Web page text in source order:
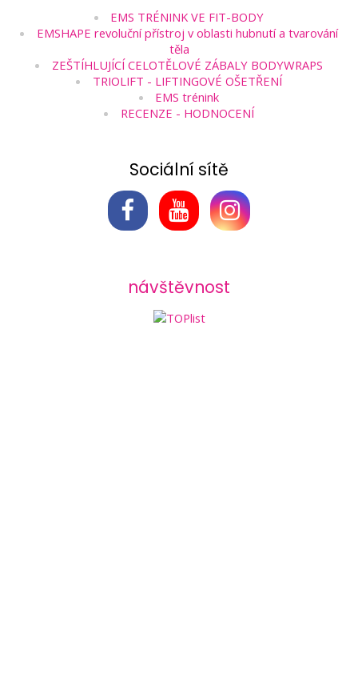
EMS TRÉNINK VE FIT-BODY
EMSHAPE revoluční přístroj v oblasti hubnutí a tvarování
těla
ZEŠTÍHLUJÍCÍ CELOTĚLOVÉ ZÁBALY BODYWRAPS
TRIOLIFT - LIFTINGOVÉ OŠETŘENÍ
EMS trénink
RECENZE - HODNOCENÍ
Sociální sítě
návštěvnost